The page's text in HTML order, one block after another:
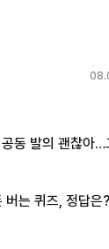
동 발의 괜찮아…
버는 퀴즈, 정답은?